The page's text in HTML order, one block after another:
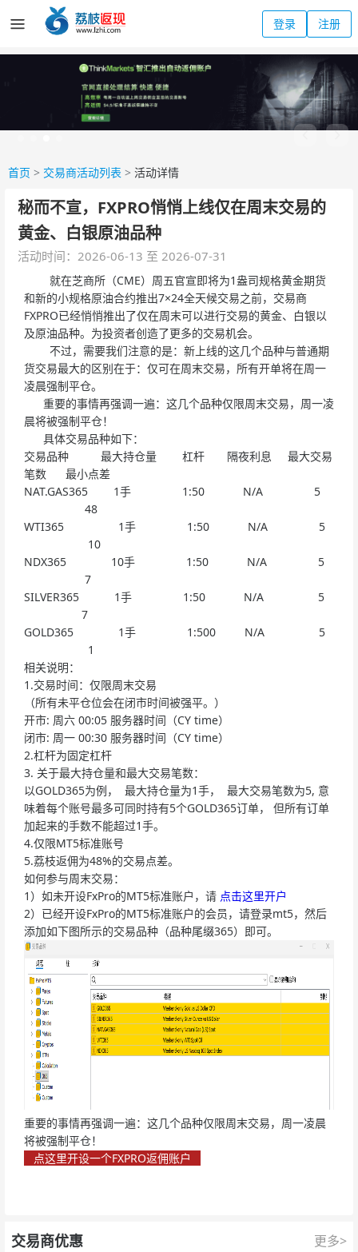
登录 注册
首页 > 交易商活动列表 > 活动详情
秘而不宣，FXPRO悄悄上线仅在周末交易的
黄金、白银原油品种
活动时间：2026-06-13 至 2026-07-31
就在芝商所（CME）周五官宣即将为1盎司规格黄金期货
和新的小规格原油合约推出7×24全天候交易之前，交易商
FXPRO已经悄悄推出了仅在周末可以进行交易的黄金、白银以
及原油品种。为投资者创造了更多的交易机会。
不过，需要我们注意的是：新上线的这几个品种与普通期
货交易最大的区别在于：仅可在周末交易，所有开单将在周一
凌晨强制平仓。
重要的事情再强调一遍：这几个品种仅限周末交易，周一凌
晨将被强制平仓！
具体交易品种如下：
交易品种 最大持仓量 杠杆 隔夜利息 最大交易
笔数 最小点差
NAT.GAS365 1手 1:50 N/A 5
48
WTI365 1手 1:50 N/A 5
10
NDX365 10手 1:50 N/A 5
7
SILVER365 1手 1:50 N/A 5
7
GOLD365 1手 1:500 N/A 5
1
相关说明：
1.交易时间：仅限周末交易
（所有未平仓位会在闭市时间被强平。）
开市: 周六 00:05 服务器时间（CY time）
闭市: 周一 00:30 服务器时间（CY time）
2.杠杆为固定杠杆
3. 关于最大持仓量和最大交易笔数：
以GOLD365为例， 最大持仓量为1手， 最大交易笔数为5, 意
味着每个账号最多可同时持有5个GOLD365订单， 但所有订单
加起来的手数不能超过1手。
4.仅限MT5标准账号
5.荔枝返佣为48%的交易点差。
如何参与周末交易：
1）如未开设FxPro的MT5标准账户，请 点击这里开户
2）已经开设FxPro的MT5标准账户的会员，请登录mt5，然后
添加如下图所示的交易品种（品种尾缀365）即可。
重要的事情再强调一遍：这几个品种仅限周末交易，周一凌晨
将被强制平仓！
点这里开设一个FXPRO返佣账户
交易商优惠 更多>